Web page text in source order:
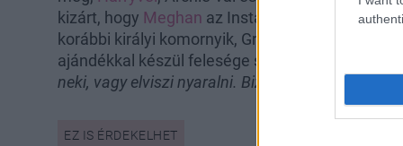
kizárt, hogy Meghan az Instagramon megoszt
korábbi királyi komornyik, Grant Harrold szerint
ajándékkal készül felesége számára. „
neki, vagy elviszi nyaralni. Biztos vagyok benne,